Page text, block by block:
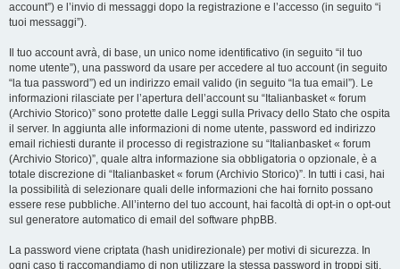
account”) e l’invio di messaggi dopo la registrazione e l’accesso (in seguito “i
tuoi messaggi”).
Il tuo account avrà, di base, un unico nome identificativo (in seguito “il tuo
nome utente”), una password da usare per accedere al tuo account (in seguito
“la tua password”) ed un indirizzo email valido (in seguito “la tua email”). Le
informazioni rilasciate per l’apertura dell’account su “Italianbasket « forum
(Archivio Storico)” sono protette dalle Leggi sulla Privacy dello Stato che ospita
il server. In aggiunta alle informazioni di nome utente, password ed indirizzo
email richiesti durante il processo di registrazione su “Italianbasket « forum
(Archivio Storico)”, quale altra informazione sia obbligatoria o opzionale, è a
totale discrezione di “Italianbasket « forum (Archivio Storico)”. In tutti i casi, hai
la possibilità di selezionare quali delle informazioni che hai fornito possano
essere rese pubbliche. All’interno del tuo account, hai facoltà di opt-in o opt-out
sul generatore automatico di email del software phpBB.
La password viene criptata (hash unidirezionale) per motivi di sicurezza. In
ogni caso ti raccomandiamo di non utilizzare la stessa password in troppi siti.